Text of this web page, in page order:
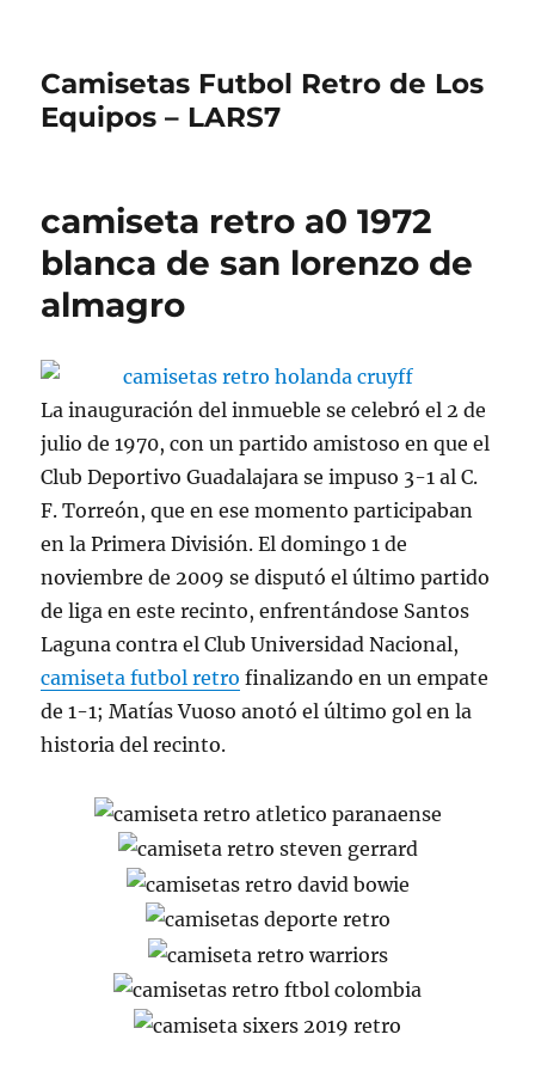
Camisetas Futbol Retro de Los
Equipos – LARS7
camiseta retro a0 1972
blanca de san lorenzo de
almagro
La inauguración del inmueble se celebró el 2 de
julio de 1970, con un partido amistoso en que el
Club Deportivo Guadalajara se impuso 3-1 al C.
F. Torreón, que en ese momento participaban
en la Primera División. El domingo 1 de
noviembre de 2009 se disputó el último partido
de liga en este recinto, enfrentándose Santos
Laguna contra el Club Universidad Nacional,
camiseta futbol retro finalizando en un empate
de 1-1; Matías Vuoso anotó el último gol en la
historia del recinto.